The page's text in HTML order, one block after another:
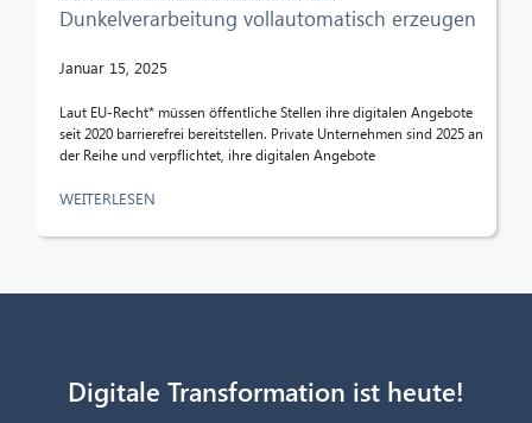
Dunkelverarbeitung vollautomatisch erzeugen
Januar 15, 2025
Laut EU-Recht* müssen öffentliche Stellen ihre digitalen Angebote
seit 2020 barrierefrei bereitstellen. Private Unternehmen sind 2025 an
der Reihe und verpflichtet, ihre digitalen Angebote
WEITERLESEN
Digitale Transformation ist heute!